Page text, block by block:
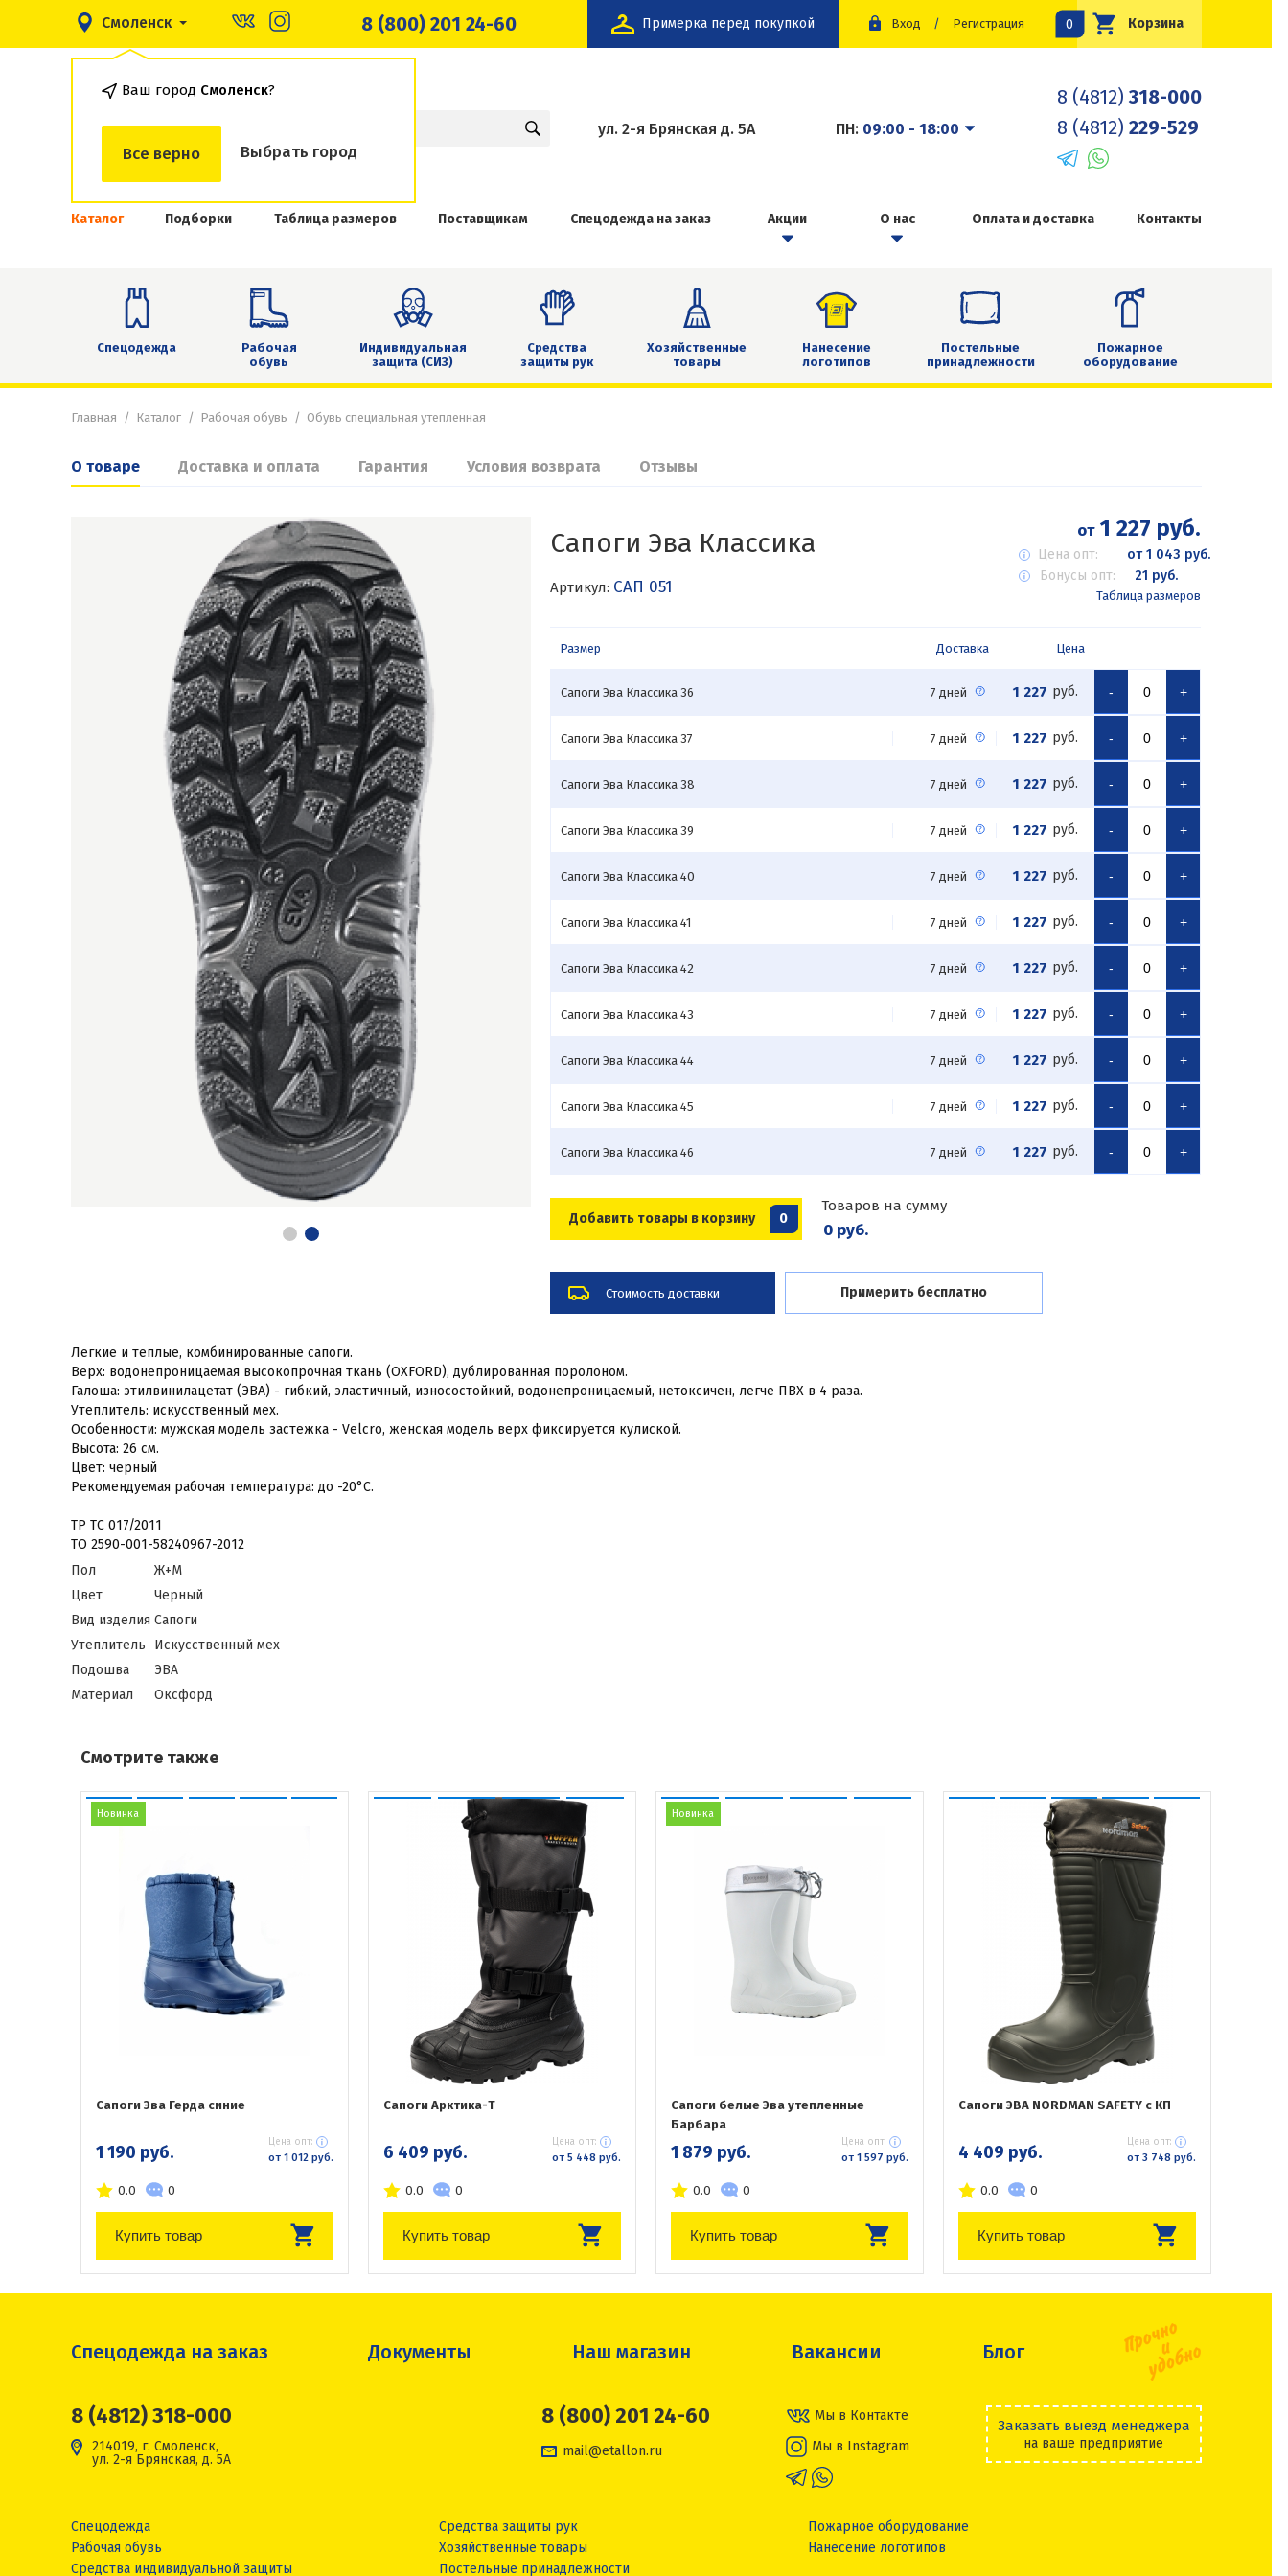
Смоленск
Ваш город Смоленск?
Все верно Выбрать город
8 (800) 201 24-60 Примерка перед покупкой Вход / Регистрация Корзина
0
ул. 2-я Брянская д. 5А ПН: 09:00 - 18:00
8 (4812) 318-000
8 (4812) 229-529
Каталог Подборки Таблица размеров Поставщикам Спецодежда на заказ Акции О нас Оплата и доставка Контакты
Спецодежда
Рабочая
обувь
Индивидуальная
защита (СИЗ)
Средства
защиты рук
Хозяйственные
товары
Нанесение
логотипов
Постельные
принадлежности
Пожарное
оборудование
Главная Каталог Рабочая обувь Обувь специальная утепленная
О товаре Доставка и оплата Гарантия Условия возврата Отзывы
Сапоги Эва Классика
Артикул: САП 051
от1 227 руб.
Цена опт:
от 1 043 руб.
Бонусы опт:
21 руб.
Таблица размеров
Размер Доставка Цена
Сапоги Эва Классика 36 7 дней 1 227 руб. - +
Сапоги Эва Классика 37 7 дней 1 227 руб. - +
Сапоги Эва Классика 38 7 дней 1 227 руб. - +
Сапоги Эва Классика 39 7 дней 1 227 руб. - +
Сапоги Эва Классика 40 7 дней 1 227 руб. - +
Сапоги Эва Классика 41 7 дней 1 227 руб. - +
Сапоги Эва Классика 42 7 дней 1 227 руб. - +
Сапоги Эва Классика 43 7 дней 1 227 руб. - +
Сапоги Эва Классика 44 7 дней 1 227 руб. - +
Сапоги Эва Классика 45 7 дней 1 227 руб. - +
Сапоги Эва Классика 46 7 дней 1 227 руб. - +
Добавить товары в корзину 0
Товаров на сумму
0 руб.
Стоимость доставки Примерить бесплатно
Легкие и теплые, комбинированные сапоги.
Верх: водонепроницаемая высокопрочная ткань (OXFORD), дублированная поролоном.
Галоша: этилвинилацетат (ЭВА) - гибкий, эластичный, износостойкий, водонепроницаемый, нетоксичен, легче ПВХ в 4 раза.
Утеплитель: искусственный мех.
Особенности: мужская модель застежка - Velсro, женская модель верх фиксируется кулиской.
Высота: 26 см.
Цвет: черный
Рекомендуемая рабочая температура: до -20°С.
ТР ТС 017/2011
ТО 2590-001-58240967-2012
Пол
Ж+М
Цвет
Черный
Вид изделия Сапоги
Утеплитель
Искусственный мех
Подошва
ЭВА
Материал
Оксфорд
Смотрите также
Новинка
Сапоги Эва Герда синие
1 190 руб. Цена опт:
от 1 012 руб.
0.0 0
Купить товар
Сапоги Арктика-Т
6 409 руб. Цена опт:
от 5 448 руб.
0.0 0
Купить товар
Новинка
Сапоги белые Эва утепленные
Барбара
1 879 руб. Цена опт:
от 1 597 руб.
0.0 0
Купить товар
Сапоги ЭВА NORDMAN SAFETY с КП
4 409 руб. Цена опт:
от 3 748 руб.
0.0 0
Купить товар
Спецодежда на заказ Документы Наш магазин Вакансии Блог
8 (4812) 318-000
214019, г. Смоленск,
ул. 2-я Брянская, д. 5А
8 (800) 201 24-60
mail@etallon.ru
Мы в Контакте
Мы в Instagram
Заказать выезд менеджера
на ваше предприятие
Спецодежда
Рабочая обувь
Средства индивидуальной защиты
Средства защиты рук
Хозяйственные товары
Постельные принадлежности
Пожарное оборудование
Нанесение логотипов